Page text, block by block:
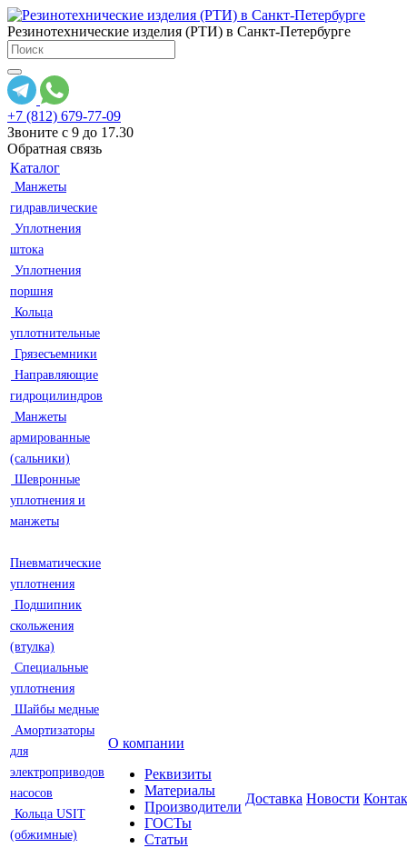
Резинотехнические изделия (РТИ) в Санкт-Петербурге
+7 (812) 679-77-09
Звоните с 9 до 17.30
Обратная связь
Каталог
Манжеты
гидравлические
Уплотнения
штока
Уплотнения
поршня
Кольца
уплотнительные
Грязесъемники
Направляющие
гидроцилиндров
Манжеты
армированные
(сальники)
Шевронные
уплотнения и
манжеты
Пневматические
уплотнения
Подшипник
скольжения
(втулка)
Специальные
уплотнения
Шайбы медные
Амортизаторы
для
электроприводов
насосов
Кольца USIT
(обжимные)
О компании
Реквизиты
Материалы
Производители
ГОСТы
Статьи
Доставка Новости